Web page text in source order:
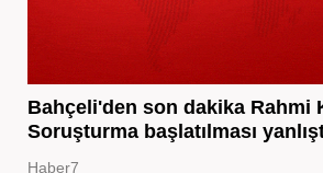
Bahçeli'den son dakika Rahmi
Soruşturma başlatılması
Haber7